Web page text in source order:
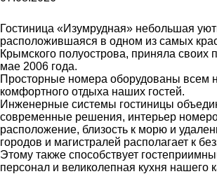
Гостиница «Изумрудная» небольшая
расположившаяся в одном из самых
Крымского полуострова, приняла своих
мае 2006 года.
Просторные номера оборудованы всем
комфортного отдыха наших гостей.
Инженерные системы гостиницы
современные решения, интерьер
расположение, близость к морю и
городов и магистралей располагает к
Этому также способствует
персонал и великолепная кухня нашего